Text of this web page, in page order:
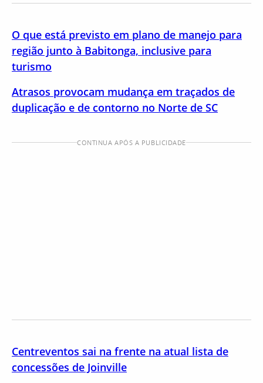
O que está previsto em plano de manejo para
região junto à Babitonga, inclusive para
turismo
Atrasos provocam mudança em traçados de
duplicação e de contorno no Norte de SC
CONTINUA APÓS A PUBLICIDADE
Centreventos sai na frente na atual lista de
concessões de Joinville